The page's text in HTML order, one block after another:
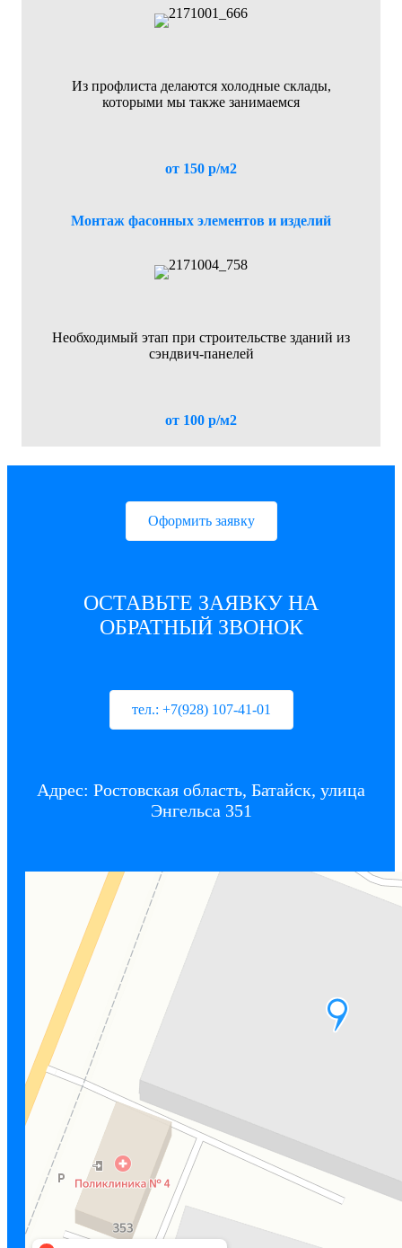
Из профлиста делаются холодные склады,
которыми мы также занимаемся
от 150 р/м2
Монтаж фасонных элементов и изделий
Необходимый этап при строительстве зданий из
сэндвич-панелей
от 100 р/м2
Оформить заявку
ОСТАВЬТЕ ЗАЯВКУ НА
ОБРАТНЫЙ ЗВОНОК
тел.: +7(928) 107-41-01
Адрес: Ростовская область, Батайск, улица
Энгельса 351